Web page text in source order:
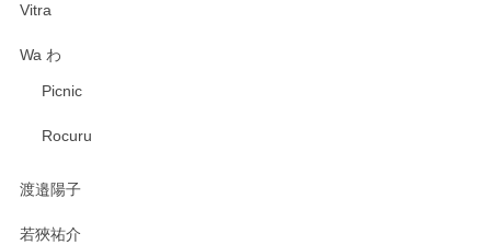
Vitra
Wa わ
Picnic
Rocuru
渡邉陽子
若狹祐介